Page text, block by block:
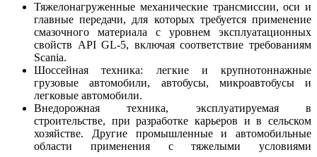
Тяжелонагруженные механические трансмиссии, оси и
главные передачи, для которых требуется применение
смазочного материала с уровнем эксплуатационных
свойств API GL-5, включая соответствие требованиям
Scania.
Шоссейная техника: легкие и крупнотоннажные
грузовые автомобили, автобусы, микроавтобусы и
легковые автомобили.
Внедорожная техника, эксплуатируемая в
строительстве, при разработке карьеров и в сельском
хозяйстве. Другие промышленные и автомобильные
области применения с тяжелыми условиями